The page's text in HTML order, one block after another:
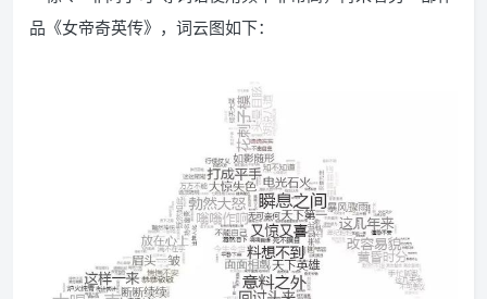
品《女帝奇英传》，词云图如下：